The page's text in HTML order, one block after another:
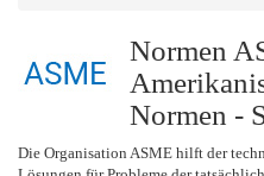
Normen
Normen -
Die Organisation ASME hilft der